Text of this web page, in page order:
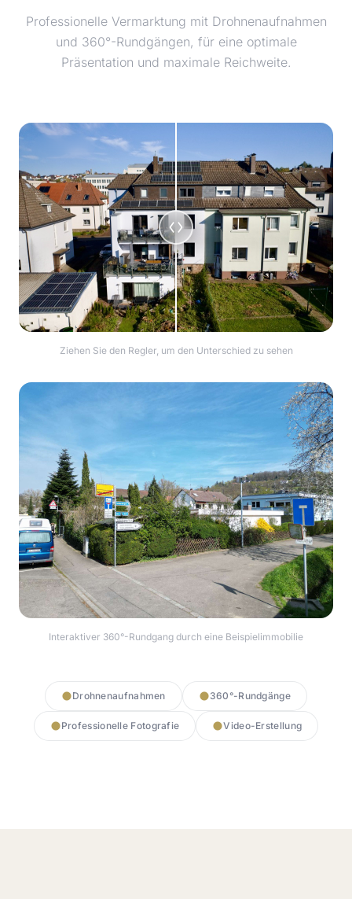
Professionelle Vermarktung mit Drohnenaufnahmen
und 360°-Rundgängen, für eine optimale
Präsentation und maximale Reichweite.
Ziehen Sie den Regler, um den Unterschied zu sehen
Interaktiver 360°-Rundgang durch eine Beispielimmobilie
Drohnenaufnahmen 360°-Rundgänge
Professionelle Fotografie Video-Erstellung